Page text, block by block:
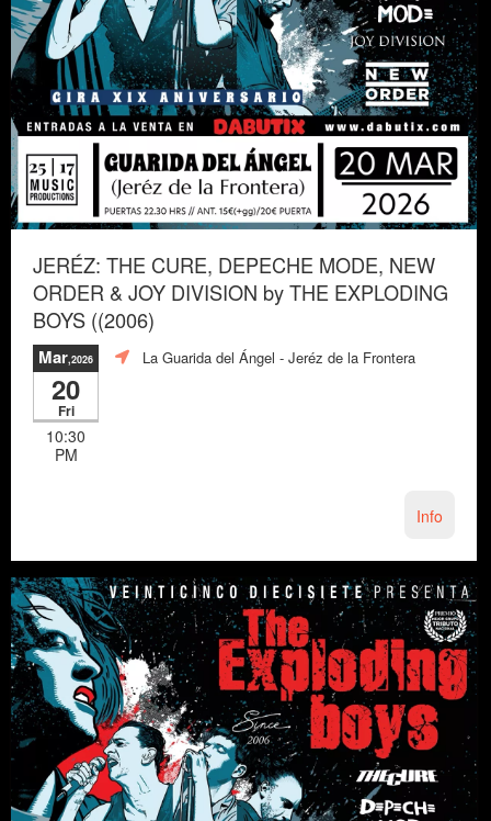
JERÉZ: THE CURE, DEPECHE MODE, NEW
ORDER & JOY DIVISION by THE EXPLODING
BOYS ((2006)
Mar,2026
20
Fri
10:30
PM
La Guarida del Ángel - Jeréz de la Frontera
Info